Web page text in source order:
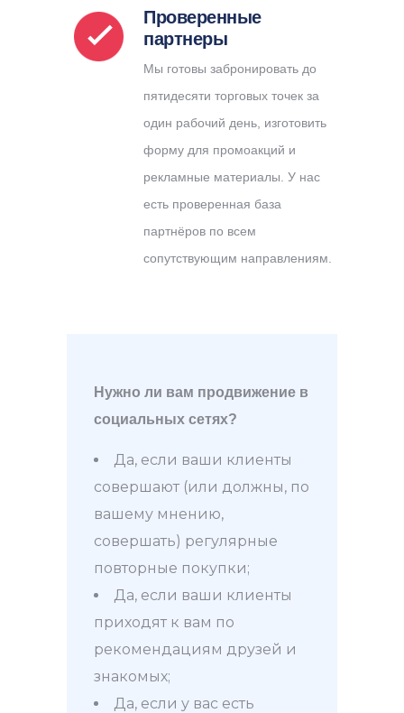
Проверенные
партнеры
Мы готовы забронировать до
пятидесяти торговых точек за
один рабочий день, изготовить
форму для промоакций и
рекламные материалы. У нас
есть проверенная база
партнёров по всем
сопутствующим направлениям.
Нужно ли вам продвижение в
социальных сетях?
Да, если ваши клиенты
совершают (или должны, по
вашему мнению,
совершать) регулярные
повторные покупки;
Да, если ваши клиенты
приходят к вам по
рекомендациям друзей и
знакомых;
Да, если у вас есть